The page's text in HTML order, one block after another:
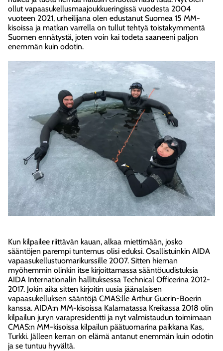
ollut vapaasukellusmaajoukkueringissä vuodesta 2004
vuoteen 2021, urheilijana olen edustanut Suomea 15 MM-
kisoissa ja matkan varrella on tullut tehtyä toistakymmentä
Suomen ennätystä, joten voin kai todeta saaneeni paljon
enemmän kuin odotin.
Kun kilpailee riittävän kauan, alkaa miettimään, josko
sääntöjen parempi tuntemus olisi eduksi. Osallistuinkin AIDA
vapaasukellustuomarikurssille 2007. Sitten hieman
myöhemmin olinkin itse kirjoittamassa sääntöuudistuksia
AIDA Internationalin hallituksessa Technical Officerina 2012-
2017. Jokin aika sitten kirjoitin uusia jäänalaisen
vapaasukelluksen sääntöjä CMAS:lle Arthur Guerin-Boerin
kanssa. AIDA:n MM-kisoissa Kalamatassa Kreikassa 2018 olin
kilpailun juryn varapresidentti ja nyt valmistaudun toimimaan
CMAS:n MM-kisoissa kilpailun päätuomarina paikkana Kas,
Turkki. Jälleen kerran on elämä antanut enemmän kuin odotin
ja se tuntuu hyvältä.